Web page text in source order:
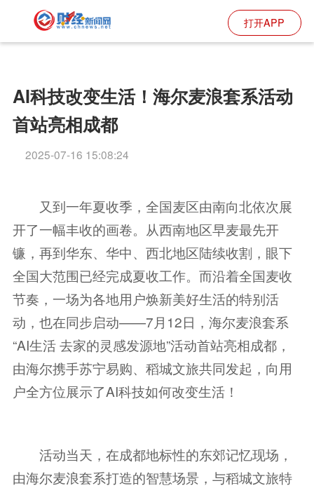
打开APP
AI科技改变生活！海尔麦浪套系活动
首站亮相成都
2025-07-16 15:08:24
又到一年夏收季，全国麦区由南向北依次展
开了一幅丰收的画卷。从西南地区早麦最先开
镰，再到华东、华中、西北地区陆续收割，眼下
全国大范围已经完成夏收工作。而沿着全国麦收
节奏，一场为各地用户焕新美好生活的特别活
动，也在同步启动——7月12日，海尔麦浪套系
“AI生活 去家的灵感发源地”活动首站亮相成都，
由海尔携手苏宁易购、稻城文旅共同发起，向用
户全方位展示了AI科技如何改变生活！
活动当天，在成都地标性的东郊记忆现场，
由海尔麦浪套系打造的智慧场景，与稻城文旅特